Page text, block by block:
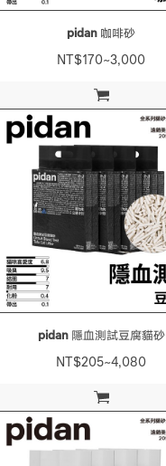
加入購物車
pidan 咖啡砂
NT$170~3,000
加入購物車
pidan隱血測試豆腐貓砂
NT$205~4,080